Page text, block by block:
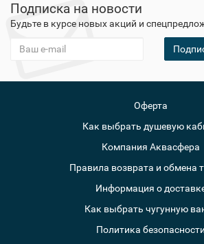
Подписка на новости
Будьте в курсе новых акций и
Оферта
Как выбрать душевую
Компания Аквасфера
Правила возврата и обмена
Информация о
Как выбрать чугунную
Политика безопасности